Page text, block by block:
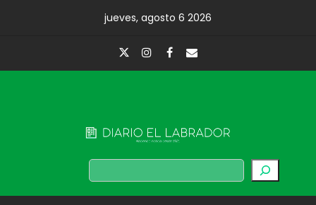
jueves, agosto 6 2026
Buscar